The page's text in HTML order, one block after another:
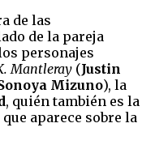
de las
de la pareja
personajes
Mantleray (Justin
Mizuno), la
, quién también es la
aparece sobre la